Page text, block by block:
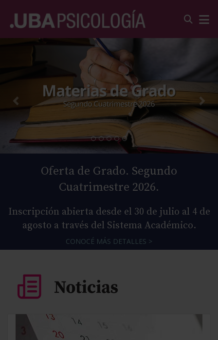
Oferta de Grado. Segundo
Cuatrimestre 2026.
Inscripción abierta desde el 30 de julio al 4 de
agosto a través del Sistema Académico.
CONOCÉ MÁS DETALLES >